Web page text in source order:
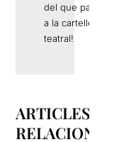
del que passa
a la cartellera
teatral!
ARTICLES
RELACIONATS